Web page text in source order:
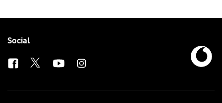
Follow
Social